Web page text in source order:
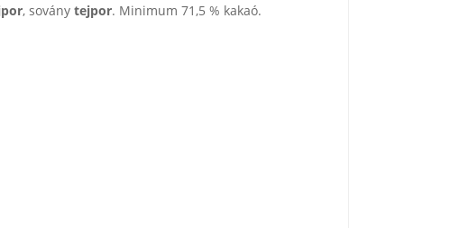
, sovány tejpor. Minimum 71,5 % kakaó.